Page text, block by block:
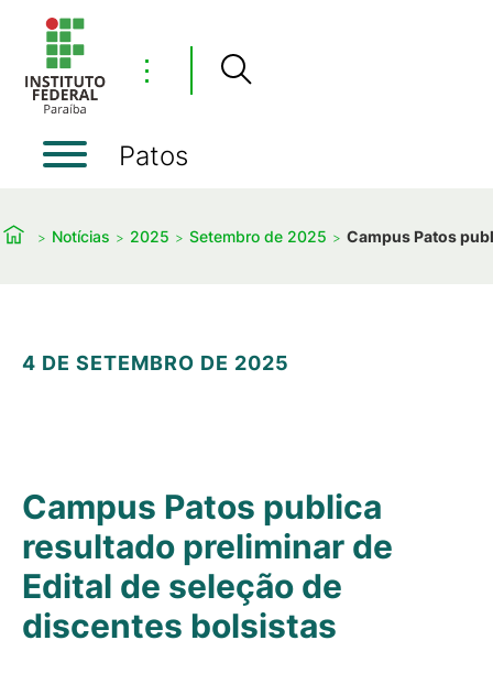
⋮
Patos
Notícias 2025 Setembro de 2025 Campus Patos
4 DE SETEMBRO DE 2025
Campus Patos publica
resultado preliminar de
Edital de seleção de
discentes bolsistas